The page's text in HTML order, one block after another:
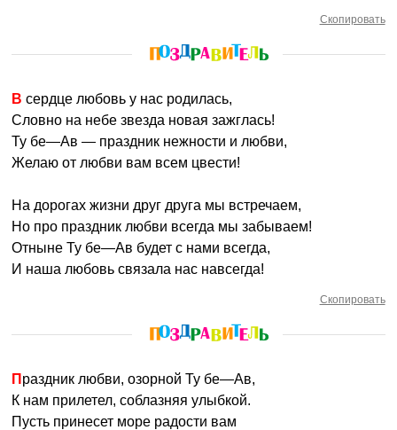
Скопировать
В сердце любовь у нас родилась,
Словно на небе звезда новая зажглась!
Ту бе—Ав — праздник нежности и любви,
Желаю от любви вам всем цвести!
На дорогах жизни друг друга мы встречаем,
Но про праздник любви всегда мы забываем!
Отныне Ту бе—Ав будет с нами всегда,
И наша любовь связала нас навсегда!
Скопировать
Праздник любви, озорной Ту бе—Ав,
К нам прилетел, соблазняя улыбкой.
Пусть принесет море радости вам